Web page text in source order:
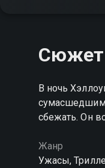
Сюжет
В ночь
сумасшедшим
сбежать. Он
Жанр
Ужасы,